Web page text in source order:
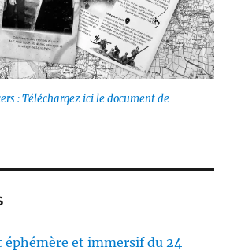
: Téléchargez ici le document de
éphémère et immersif du 24